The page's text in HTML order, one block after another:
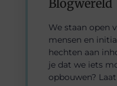
Blogwereld
We staan open
mensen en
hechten aan
je dat we iets
opbouwen?